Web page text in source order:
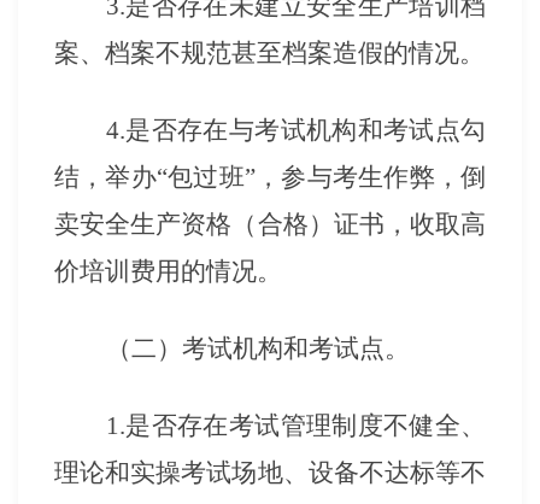
3.是否存在未建立安全生产培训档
案、档案不规范甚至档案造假的情况。
4.是否存在与考试机构和考试点勾
结，举办“包过班”，参与考生作弊，倒
卖安全生产资格（合格）证书，收取高
价培训费用的情况。
（二）考试机构和考试点。
1.是否存在考试管理制度不健全、
理论和实操考试场地、设备不达标等不